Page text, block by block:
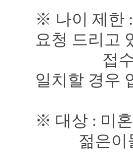
※ 나이 제한
요청 드리고
접수하신
일치할 경우
※ 대상 : 미
젊은이들